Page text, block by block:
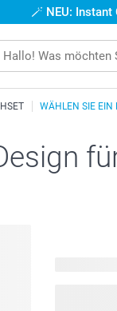
🪄 NEU:
WÄHLEN SIE EIN